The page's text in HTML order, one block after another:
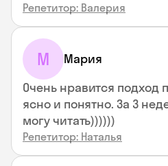
Репетитор: Валерия
М Мария
Очень нравится подход
ясно и понятно. За 3
могу читать))))))
Репетитор: Наталья